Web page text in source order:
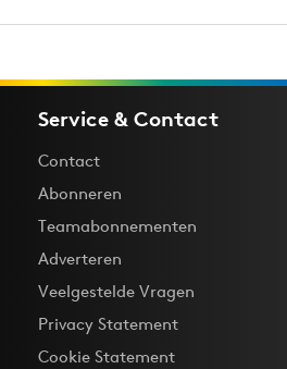
Service & Contact
Contact
Abonneren
Teamabonnementen
Adverteren
Veelgestelde Vragen
Privacy Statement
Cookie Statement